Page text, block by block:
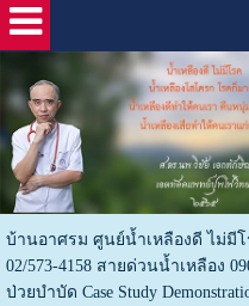
บ้านอาศรม ศูนย์น้ำเหลืองดี ไม่มี
02/573-4158 สายด่วนน้ำเหลือง
ป่วยบำบัด Case Study